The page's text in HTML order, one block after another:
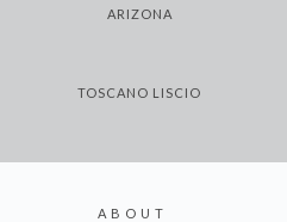
ARIZONA
TOSCANO LISCIO
ABOUT